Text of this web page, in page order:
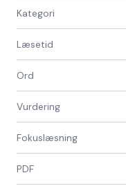
Kategori
Læsetid
Ord
Vurdering
Fokuslæsning
PDF